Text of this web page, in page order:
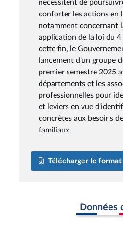
nécessitent de
conforter les actions en
notamment concernant
application de la loi du
cette fin, le
lancement d'un groupe
premier semestre 2025
départements et les
professionnelles pour
et leviers en vue
concrètes aux besoins
familiaux.
Télécharger le
Données